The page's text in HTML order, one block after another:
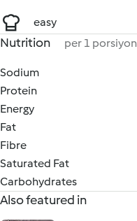
easy
Nutrition per 1 porsiyon
Sodium
Protein
Energy
Fat
Fibre
Saturated Fat
Carbohydrates
Also featured in